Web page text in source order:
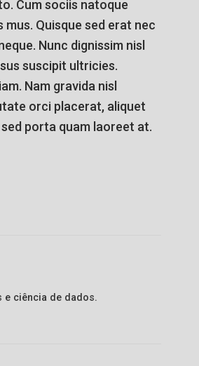
Cum sociis natoque
Quisque sed erat nec
Nunc dignissim nisl
suscipit ultricies.
Nam gravida nisl
orci placerat, aliquet
porta quam laoreet at.
e ciência de dados.